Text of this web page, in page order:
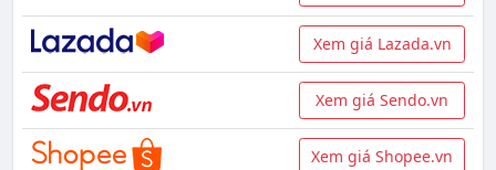
Xem giá Lazada.vn
Xem giá Sendo.vn
Xem giá Shopee.vn